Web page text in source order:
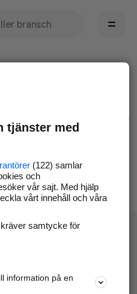
kan avhjälpa det.
och försök igen
tjänster med
(122) samlar
och
vår sajt. Med hjälp
vårt innehåll och våra
samtycke för
information på en